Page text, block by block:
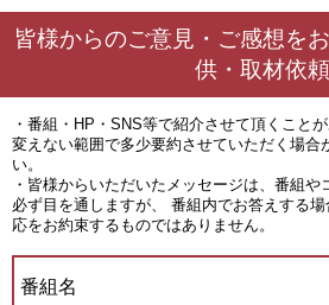
皆様からのご意見・ご感想を
供・取材依
・番組・HP・SNS等で紹介させて頂くこと
変えない範囲で多少要約させていただく場合
い。
・皆様からいただいたメッセージは、番組や
必ず目を通しますが、 番組内でお答えする
応をお約束するものではありません。
番組名